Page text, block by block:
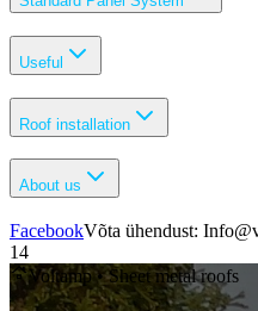
Useful
Roof installation
About us
FacebookVõta ühendust:
14
Voltamp •Sheet metal roofs